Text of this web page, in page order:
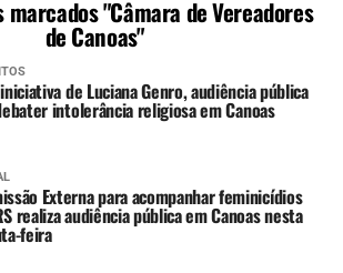
marcados "Câmara de Vereadores
de Canoas"
de Luciana Genro, audiência pública
intolerância religiosa em Canoas
Externa para acompanhar feminicídios
realiza audiência pública em Canoas nesta
feira